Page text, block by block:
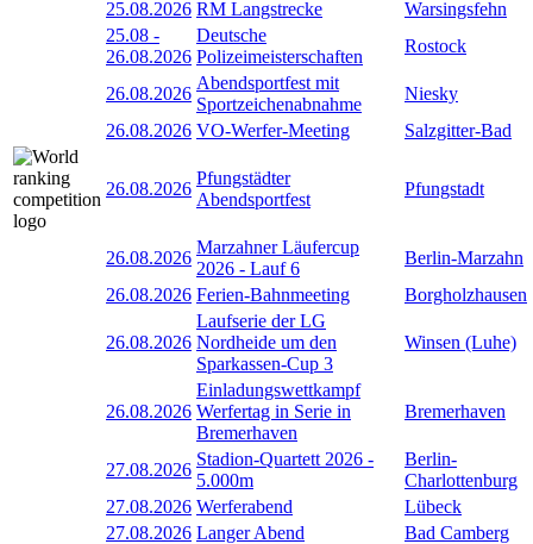
25.08.2026 RM Langstrecke
Warsingsfehn
25.08 -
26.08.2026
Deutsche
Polizeimeisterschaften
Rostock
26.08.2026
Abendsportfest mit
Sportzeichenabnahme
Niesky
26.08.2026 VO-Werfer-Meeting Salzgitter-Bad
26.08.2026
Pfungstädter
Abendsportfest
Pfungstadt
26.08.2026
Marzahner Läufercup
2026 - Lauf 6
Berlin-Marzahn
26.08.2026 Ferien-Bahnmeeting Borgholzhausen
26.08.2026
Laufserie der LG
Nordheide um den
Sparkassen-Cup 3
Winsen (Luhe)
26.08.2026
Einladungswettkampf
Werfertag in Serie in
Bremerhaven
Bremerhaven
27.08.2026
Stadion-Quartett 2026 -
5.000m
Berlin-
Charlottenburg
27.08.2026 Werferabend
Lübeck
27.08.2026 Langer Abend
Bad Camberg